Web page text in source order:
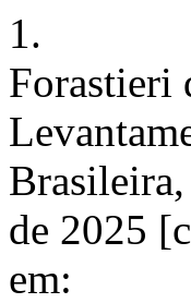
1.
Forastieri
de 2025
em: